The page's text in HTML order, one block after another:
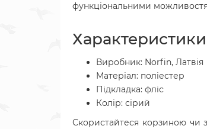
функціональними
Виробник: Norfin, Латвія
Матеріал: поліестер
Підкладка: фліс
Колір: сірий
Скористайтеся корзиною чи